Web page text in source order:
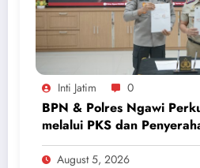
Inti Jatim 0
BPN & Polres Ngawi
melalui PKS dan
Aset
August 5, 2026